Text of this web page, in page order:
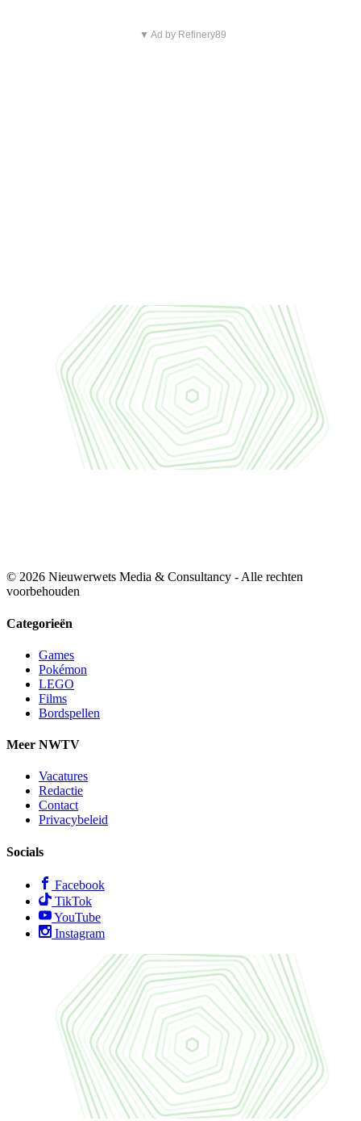
▼ Ad by Refinery89
© 2026 Nieuwerwets Media & Consultancy - Alle rechten
voorbehouden
Categorieën
Games
Pokémon
LEGO
Films
Bordspellen
Meer NWTV
Vacatures
Redactie
Contact
Privacybeleid
Socials
Facebook
TikTok
YouTube
Instagram